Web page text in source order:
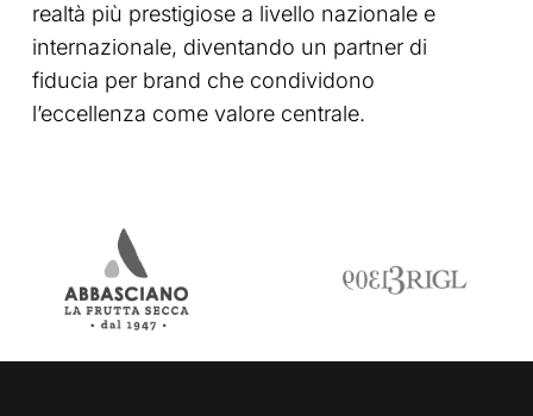
realtà più prestigiose a livello nazionale e
internazionale, diventando un partner di
fiducia per brand che condividono
l’eccellenza come valore centrale.